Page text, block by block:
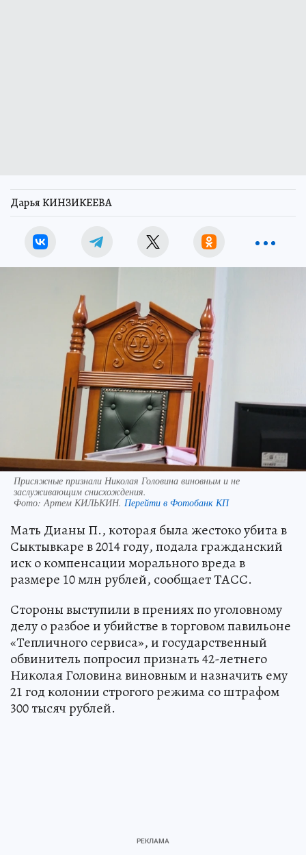
Дарья КИНЗИКЕЕВА
Присяжные признали Николая Головина виновным и не
заслуживающим снисхождения.
Фото: Артем КИЛЬКИН. Перейти в Фотобанк КП
Мать Дианы П., которая была жестоко убита в
Сыктывкаре в 2014 году, подала гражданский
иск о компенсации морального вреда в
размере 10 млн рублей, сообщает ТАСС.
Стороны выступили в прениях по уголовному
делу о разбое и убийстве в торговом павильоне
«Тепличного сервиса», и государственный
обвинитель попросил признать 42-летнего
Николая Головина виновным и назначить ему
21 год колонии строгого режима со штрафом
300 тысяч рублей.